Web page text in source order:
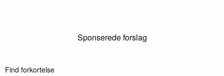
Sponserede forslag
Find forkortelse